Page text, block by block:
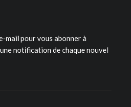
mail pour vous abonner à
notification de chaque nouvel